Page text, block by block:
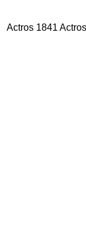
Actros 1841